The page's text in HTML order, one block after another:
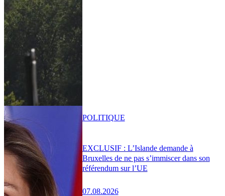
EXCLUSIF : L’Islande demande à
Bruxelles de ne pas s’immiscer dans son
référendum sur l’UE
07.08.2026
POLITIQUE